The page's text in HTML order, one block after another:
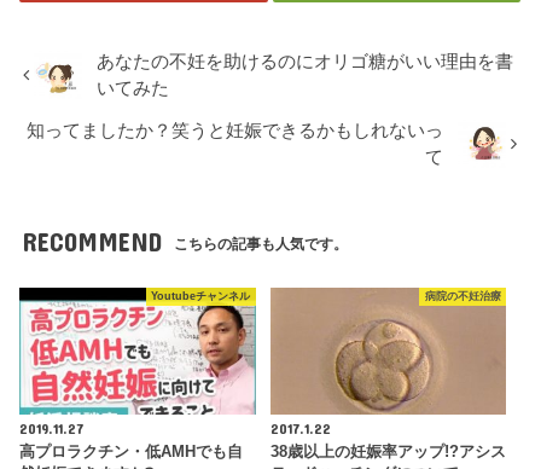
あなたの不妊を助けるのにオリゴ糖がいい理由を書
いてみた
知ってましたか？笑うと妊娠できるかもしれないっ
て
RECOMMEND こちらの記事も人気です。
Youtubeチャンネル
2019.11.27
高プロラクチン・低AMHでも自
病院の不妊治療
2017.1.22
38歳以上の妊娠率アップ!?アシス